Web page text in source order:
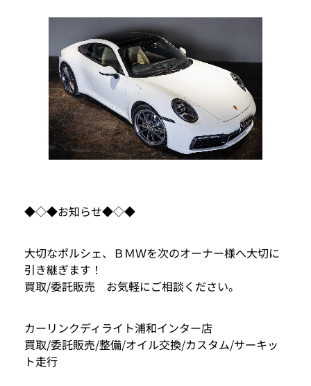
◆◇◆お知らせ◆◇◆
大切なポルシェ、ＢＭＷを次のオーナー様へ大切に
引き継ぎます！
買取/委託販売 お気軽にご相談ください。
カーリンクディライト浦和インター店
買取/委託販売/整備/オイル交換/カスタム/サーキッ
ト走行